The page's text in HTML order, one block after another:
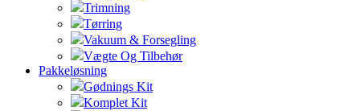
Trimning
Tørring
Vakuum & Forsegling
Vægte Og Tilbehør
Pakkeløsning
Gødnings Kit
Komplet Kit